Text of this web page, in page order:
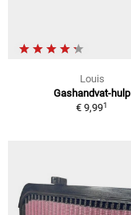
Louis
Gashandvat-hulp
€ 9,991